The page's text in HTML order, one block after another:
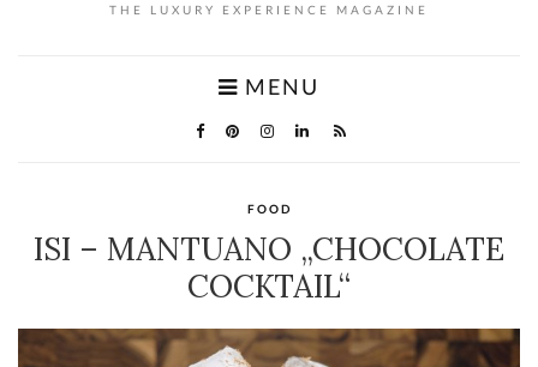
THE LUXURY EXPERIENCE MAGAZINE
MENU
FOOD
ISI – MANTUANO „CHOCOLATE
COCKTAIL“